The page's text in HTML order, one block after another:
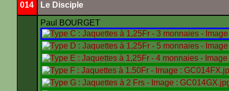
014 Le Disciple
Paul BOURGET